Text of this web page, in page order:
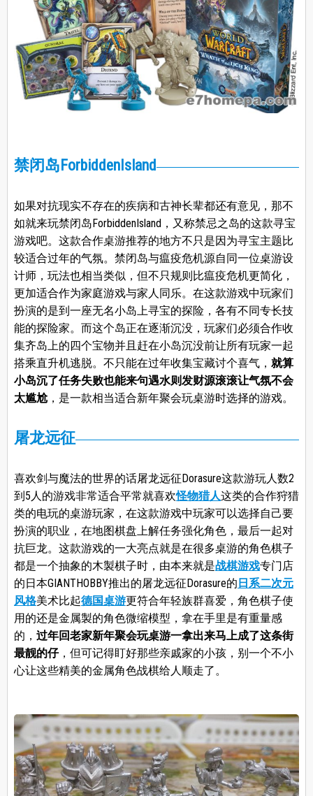
禁闭岛ForbiddenIsland
如果对抗现实不存在的疾病和古神长辈都还有意见，那不
如就来玩禁闭岛ForbiddenIsland，又称禁忌之岛的这款寻宝
游戏吧。这款合作桌游推荐的地方不只是因为寻宝主题比
较适合过年的气氛。禁闭岛与瘟疫危机源自同一位桌游设
计师，玩法也相当类似，但不只规则比瘟疫危机更简化，
更加适合作为家庭游戏与家人同乐。在这款游戏中玩家们
扮演的是到一座无名小岛上寻宝的探险，各有不同专长技
能的探险家。而这个岛正在逐渐沉没，玩家们必须合作收
集齐岛上的四个宝物并且赶在小岛沉没前让所有玩家一起
搭乘直升机逃脱。不只能在过年收集宝藏讨个喜气， 就算
小岛沉了任务失败也能来句遇水则发财源滚滚让气氛不会
太尴尬，是一款相当适合新年聚会玩桌游时选择的游戏。
屠龙远征
喜欢剑与魔法的世界的话屠龙远征Dorasure这款游玩人数2
到5人的游戏非常适合平常就喜欢怪物猎人这类的合作狩猎
类的电玩的桌游玩家，在这款游戏中玩家可以选择自己要
扮演的职业，在地图棋盘上解任务强化角色，最后一起对
抗巨龙。这款游戏的一大亮点就是在很多桌游的角色棋子
都是一个抽象的木製棋子时，由本来就是战棋游戏专门店
的日本GIANTHOBBY推出的屠龙远征Dorasure的 日系二次元
风格美术比起德国桌游更符合年轻族群喜爱，角色棋子使
用的还是金属製的角色微缩模型，拿在手里是有重量感
的， 过年回老家新年聚会玩桌游一拿出来马上成了这条街
最靓的仔，但可记得盯好那些亲戚家的小孩，别一个不小
心让这些精美的金属角色战棋给人顺走了。